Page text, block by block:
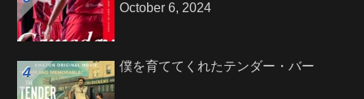
October 6, 2024
僕を育ててくれたテンダー・バー